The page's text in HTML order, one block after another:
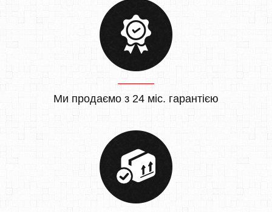
Ми продаємо з 24 міс. гарантією